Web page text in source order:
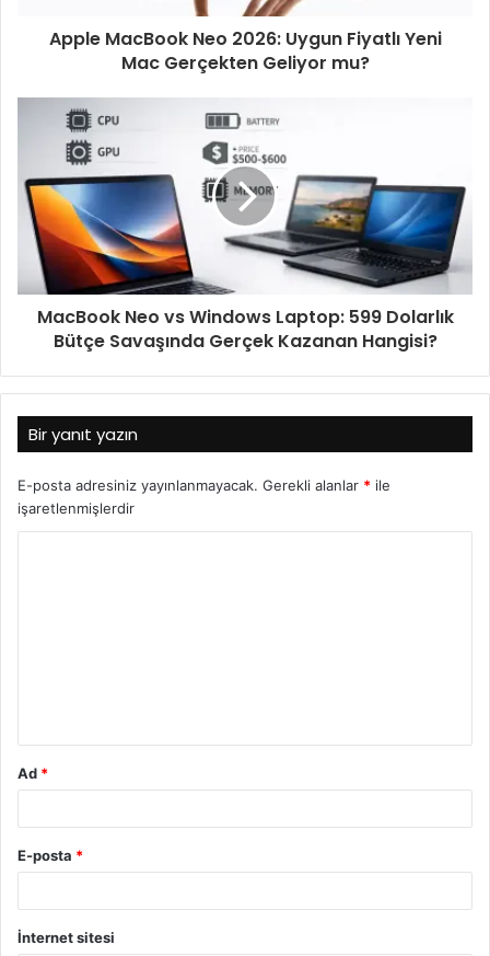
Apple MacBook Neo 2026: Uygun Fiyatlı Yeni
Mac Gerçekten Geliyor mu?
MacBook Neo vs Windows Laptop: 599 Dolarlık
Bütçe Savaşında Gerçek Kazanan Hangisi?
Bir yanıt yazın
E-posta adresiniz yayınlanmayacak. Gerekli alanlar * ile
işaretlenmişlerdir
Ad *
E-posta *
İnternet sitesi